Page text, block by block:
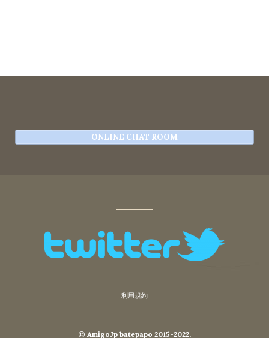
ONLINE CHAT ROOM
利用規約
© AmigoJp batepapo 2015-2022.